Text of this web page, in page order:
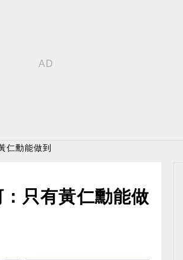
仁勳能做到
只有黃仁勳能做